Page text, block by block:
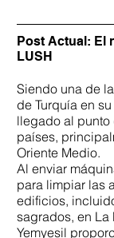
Post Actual: El
LUSH
Siendo una de
de Turquía en
llegado al punto
países,
Oriente Medio.
Al enviar
para limpiar las
edificios,
sagrados, en La
Yemyesil